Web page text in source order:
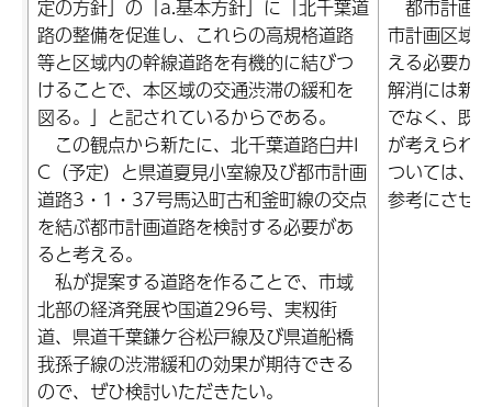
定の方針」の「a.基本方針」に「北千葉道
路の整備を促進し、これらの高規格道路
等と区域内の幹線道路を有機的に結びつ
けることで、本区域の交通渋滞の緩和を
図る。」と記されているからである。
この観点から新たに、北千葉道路白井I
C（予定）と県道夏見小室線及び都市計画
道路3・1・37号馬込町古和釜町線の交点
を結ぶ都市計画道路を検討する必要があ
ると考える。
私が提案する道路を作ることで、市域
北部の経済発展や国道296号、実籾街
道、県道千葉鎌ケ谷松戸線及び県道船橋
我孫子線の渋滞緩和の効果が期待できる
ので、ぜひ検討いただきたい。
都市計画
市計画区域
える必要が
解消には新
でなく、既
が考えられ
ついては、
参考にさせ